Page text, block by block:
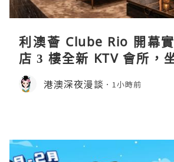
利澳薈 Clube Rio 開幕
店 3 樓全新 KTV 會所，
療套票一次過睇
港澳深夜漫談 1小時前